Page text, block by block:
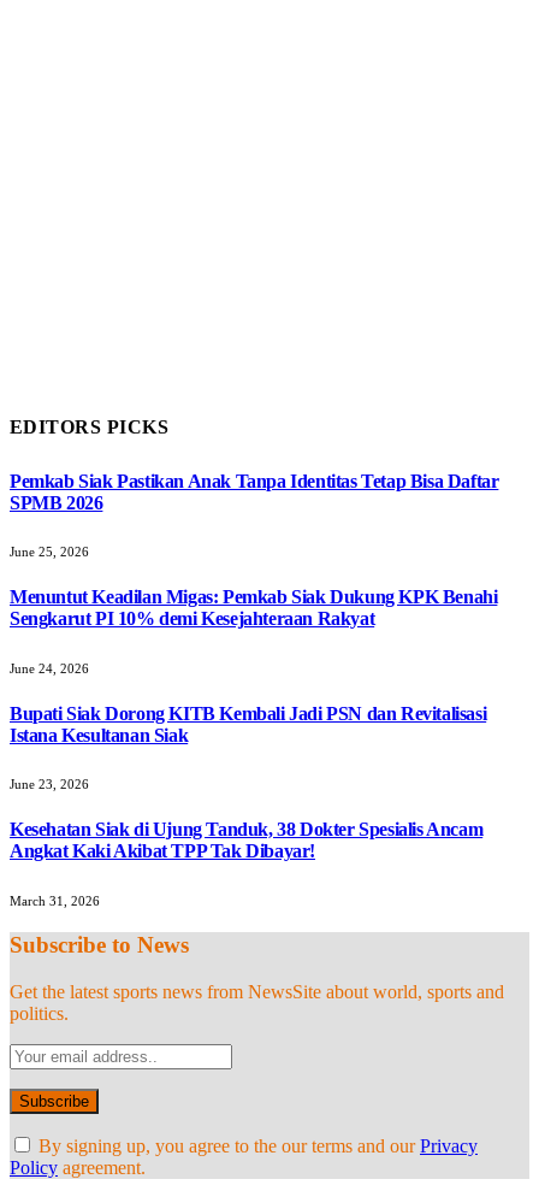
EDITORS PICKS
Pemkab Siak Pastikan Anak Tanpa Identitas Tetap Bisa Daftar
SPMB 2026
June 25, 2026
Menuntut Keadilan Migas: Pemkab Siak Dukung KPK Benahi
Sengkarut PI 10% demi Kesejahteraan Rakyat
June 24, 2026
Bupati Siak Dorong KITB Kembali Jadi PSN dan Revitalisasi
Istana Kesultanan Siak
June 23, 2026
Kesehatan Siak di Ujung Tanduk, 38 Dokter Spesialis Ancam
Angkat Kaki Akibat TPP Tak Dibayar!
March 31, 2026
Subscribe to News
Get the latest sports news from NewsSite about world, sports and
politics.
By signing up, you agree to the our terms and ourPrivacy
Policy agreement.